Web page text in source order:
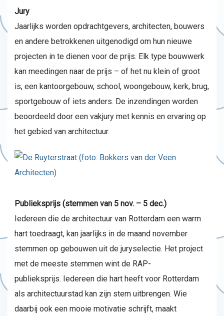
Jury
Jaarlijks worden opdrachtgevers, architecten, bouwers
en andere betrokkenen uitgenodigd om hun nieuwe
projecten in te dienen voor de prijs. Elk type bouwwerk
kan meedingen naar de prijs – of het nu klein of groot
is, een kantoorgebouw, school, woongebouw, kerk, brug,
sportgebouw of iets anders. De inzendingen worden
beoordeeld door een vakjury met kennis en ervaring op
het gebied van architectuur.
Publieksprijs (stemmen van 5 nov. – 5 dec.)
Iedereen die de architectuur van Rotterdam een warm
hart toedraagt, kan jaarlijks in de maand november
stemmen op gebouwen uit de juryselectie. Het project
met de meeste stemmen wint de RAP-
publieksprijs. Iedereen die hart heeft voor Rotterdam
als architectuurstad kan zijn stem uitbrengen. Wie
daarbij ook een mooie motivatie schrijft, maakt